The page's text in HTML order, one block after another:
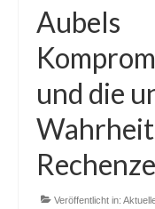
Aubels
und die
Veröffentlicht in: